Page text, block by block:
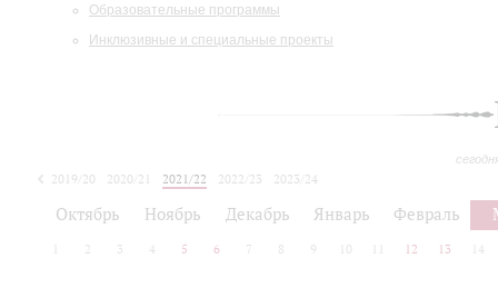
Образовательные программы
Инклюзивные и специальные проекты
2019/20 2020/21 2021/22 2022/23
2023/24
Октябрь Ноябрь Декабрь Январь Февраль
2 3 4 5 6 7 8 9 10 12 13 14